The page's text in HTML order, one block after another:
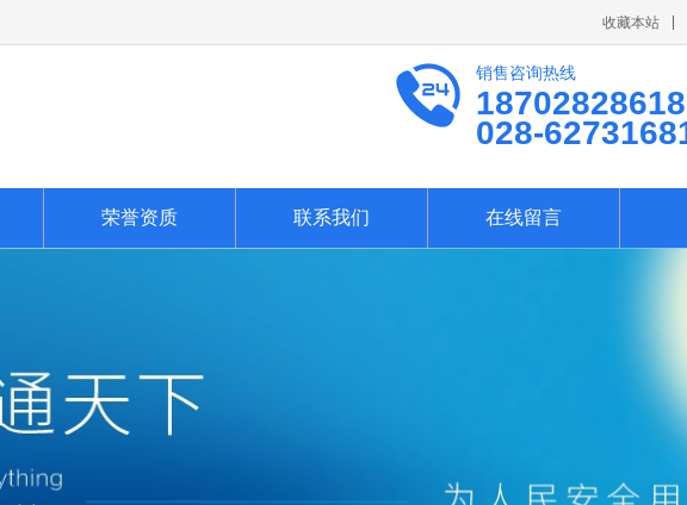
收藏本站
销售咨询热线
18702828618
028-
荣誉资质 联系我们 在线留言